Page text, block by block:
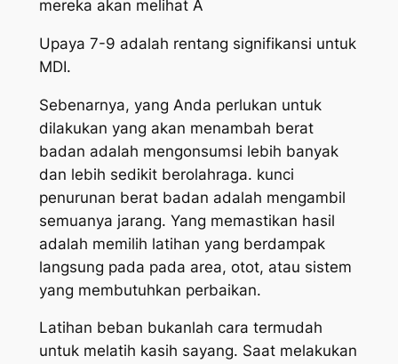
mereka akan melihat A
Upaya 7-9 adalah rentang signifikansi untuk
MDI.
Sebenarnya, yang Anda perlukan untuk
dilakukan yang akan menambah berat
badan adalah mengonsumsi lebih banyak
dan lebih sedikit berolahraga. kunci
penurunan berat badan adalah mengambil
semuanya jarang. Yang memastikan hasil
adalah memilih latihan yang berdampak
langsung pada pada area, otot, atau sistem
yang membutuhkan perbaikan.
Latihan beban bukanlah cara termudah
untuk melatih kasih sayang. Saat melakukan